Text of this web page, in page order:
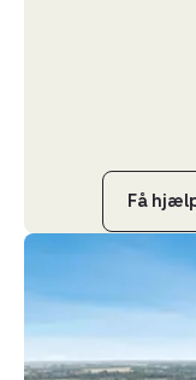
Få
Helårsgrund:
28,
4660
Store